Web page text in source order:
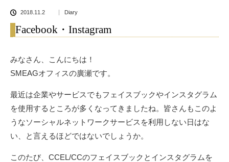
2018.11.2 Diary
Facebook・Instagram
みなさん、こんにちは！
SMEAGオフィスの廣瀬です。
最近は企業やサービスでもフェイスブックやインスタグラム
を使用するところが多くなってきましたね。皆さんもこのよ
うなソーシャルネットワークサービスを利用しない日はな
い、と言えるほどではないでしょうか。
このたび、CCEL/CCのフェイスブックとインスタグラムを